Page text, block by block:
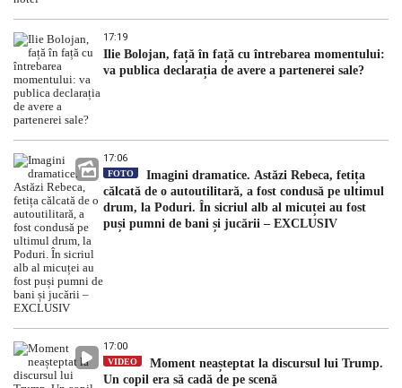
17:19
Ilie Bolojan, față în față cu întrebarea momentului:
va publica declarația de avere a partenerei sale?
17:06
FOTO
Imagini dramatice. Astăzi Rebeca, fetița
călcată de o autoutilitară, a fost condusă pe ultimul
drum, la Poduri. În sicriul alb al micuței au fost
puși pumni de bani și jucării – EXCLUSIV
17:00
VIDEO
Moment neașteptat la discursul lui Trump.
Un copil era să cadă de pe scenă